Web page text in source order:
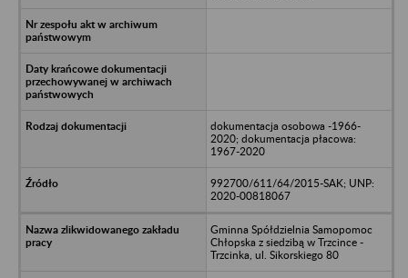
dokumentacja osobowa -1966-
2020; dokumentacja płacowa:
1967-2020
992700/611/64/2015-SAK; UNP:
2020-00818067
Gminna Spółdzielnia Samopomoc
Chłopska z siedzibą w Trzcince -
Trzcinka, ul. Sikorskiego 80